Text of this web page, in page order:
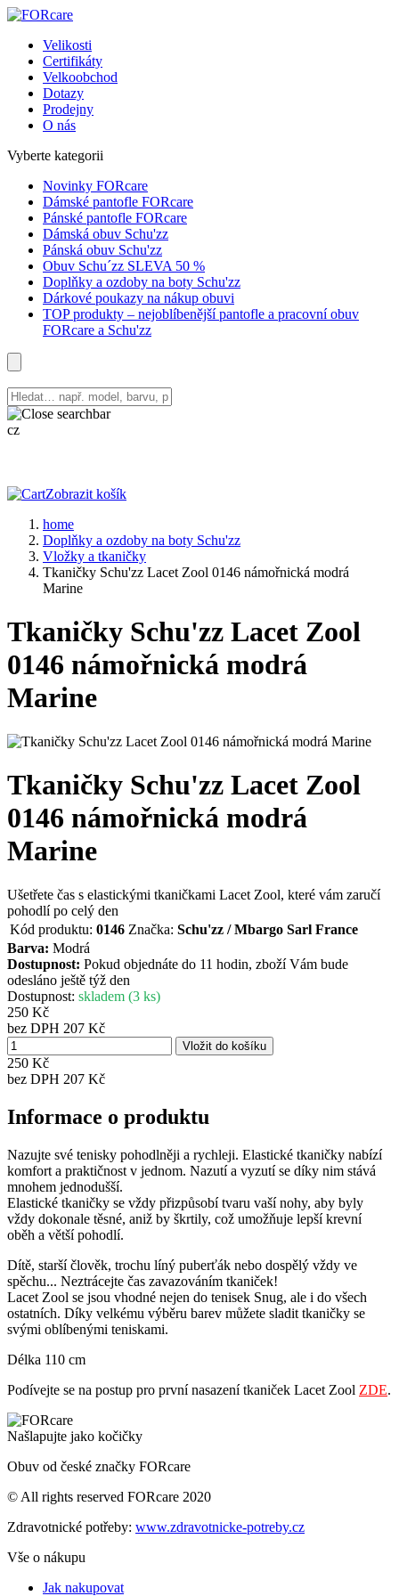
Velikosti
Certifikáty
Velkoobchod
Dotazy
Prodejny
O nás
Vyberte kategorii
Novinky FORcare
Dámské pantofle FORcare
Pánské pantofle FORcare
Dámská obuv Schu'zz
Pánská obuv Schu'zz
Obuv Schu´zz SLEVA 50 %
Doplňky a ozdoby na boty Schu'zz
Dárkové poukazy na nákup obuvi
TOP produkty – nejoblíbenější pantofle a pracovní obuv
FORcare a Schu'zz
cz
Zobrazit košík
home
Doplňky a ozdoby na boty Schu'zz
Vložky a tkaničky
Tkaničky Schu'zz Lacet Zool 0146 námořnická modrá
Marine
Tkaničky Schu'zz Lacet Zool
0146 námořnická modrá
Marine
Tkaničky Schu'zz Lacet Zool
0146 námořnická modrá
Marine
Ušetřete čas s elastickými tkaničkami Lacet Zool, které vám zaručí
pohodlí po celý den
Kód produktu: 0146 Značka: Schu'zz / Mbargo Sarl France
Barva: Modrá
Dostupnost: Pokud objednáte do 11 hodin, zboží Vám bude
odesláno ještě týž den
Dostupnost: skladem (3 ks)
250 Kč
bez DPH 207 Kč
250 Kč
bez DPH 207 Kč
Informace o produktu
Nazujte své tenisky pohodlněji a rychleji. Elastické tkaničky nabízí
komfort a praktičnost v jednom. Nazutí a vyzutí se díky nim stává
mnohem jednodušší.
Elastické tkaničky se vždy přizpůsobí tvaru vaší nohy, aby byly
vždy dokonale těsné, aniž by škrtily, což umožňuje lepší krevní
oběh a větší pohodlí.
Dítě, starší člověk, trochu líný puberťák nebo dospělý vždy ve
spěchu... Neztrácejte čas zavazováním tkaniček!
Lacet Zool se jsou vhodné nejen do tenisek Snug, ale i do všech
ostatních. Díky velkému výběru barev můžete sladit tkaničky se
svými oblíbenými teniskami.
Délka 110 cm
Podívejte se na postup pro první nasazení tkaniček Lacet Zool ZDE.
Našlapujte jako kočičky
Obuv od české značky FORcare
© All rights reserved FORcare 2020
Zdravotnické potřeby: www.zdravotnicke-potreby.cz
Vše o nákupu
Jak nakupovat